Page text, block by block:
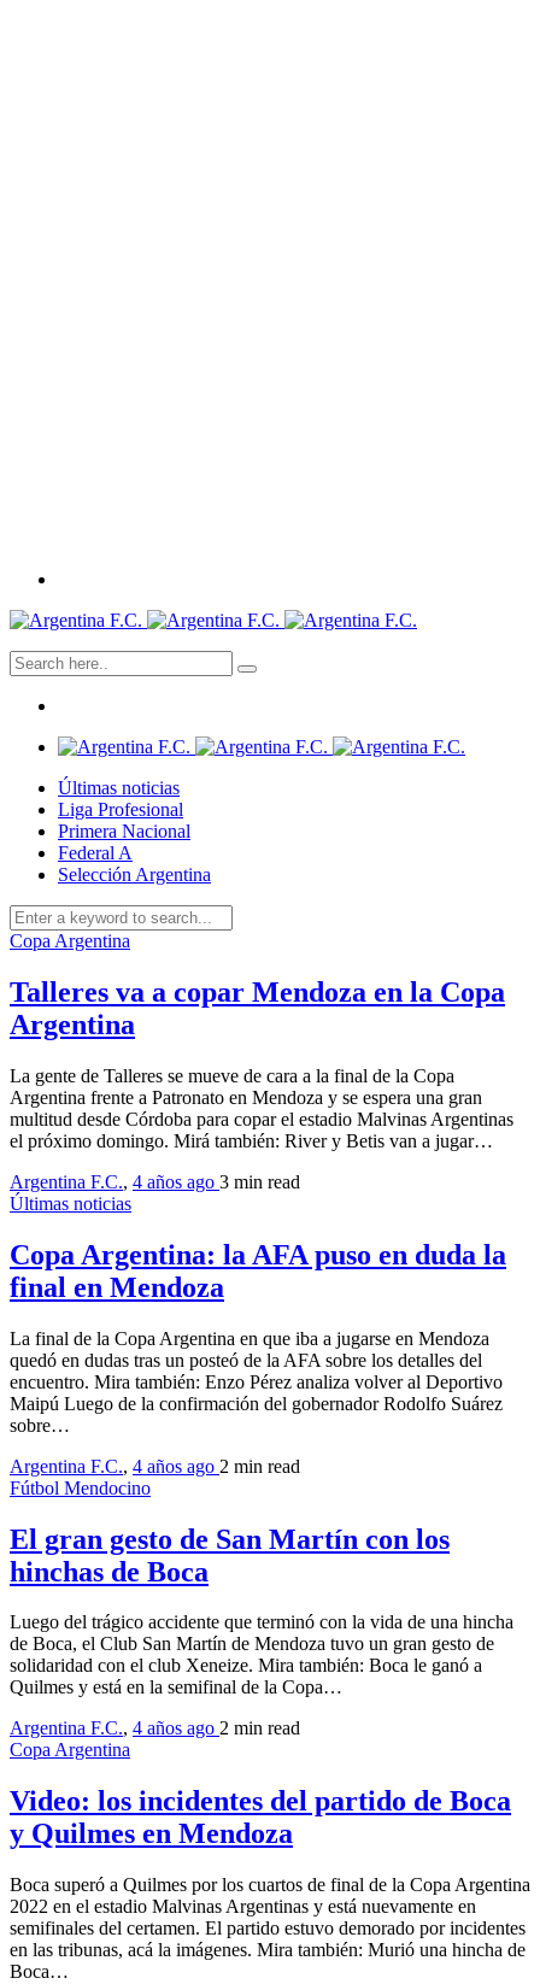
Últimas noticias
Liga Profesional
Primera Nacional
Federal A
Selección Argentina
Copa Argentina
Talleres va a copar Mendoza en la Copa
Argentina
La gente de Talleres se mueve de cara a la final de la Copa
Argentina frente a Patronato en Mendoza y se espera una gran
multitud desde Córdoba para copar el estadio Malvinas Argentinas
el próximo domingo. Mirá también: River y Betis van a jugar…
Argentina F.C., 4 años ago 3 min read
Últimas noticias
Copa Argentina: la AFA puso en duda la
final en Mendoza
La final de la Copa Argentina en que iba a jugarse en Mendoza
quedó en dudas tras un posteó de la AFA sobre los detalles del
encuentro. Mira también: Enzo Pérez analiza volver al Deportivo
Maipú Luego de la confirmación del gobernador Rodolfo Suárez
sobre…
Argentina F.C., 4 años ago 2 min read
Fútbol Mendocino
El gran gesto de San Martín con los
hinchas de Boca
Luego del trágico accidente que terminó con la vida de una hincha
de Boca, el Club San Martín de Mendoza tuvo un gran gesto de
solidaridad con el club Xeneize. Mira también: Boca le ganó a
Quilmes y está en la semifinal de la Copa…
Argentina F.C., 4 años ago 2 min read
Copa Argentina
Video: los incidentes del partido de Boca
y Quilmes en Mendoza
Boca superó a Quilmes por los cuartos de final de la Copa Argentina
2022 en el estadio Malvinas Argentinas y está nuevamente en
semifinales del certamen. El partido estuvo demorado por incidentes
en las tribunas, acá la imágenes. Mira también: Murió una hincha de
Boca…